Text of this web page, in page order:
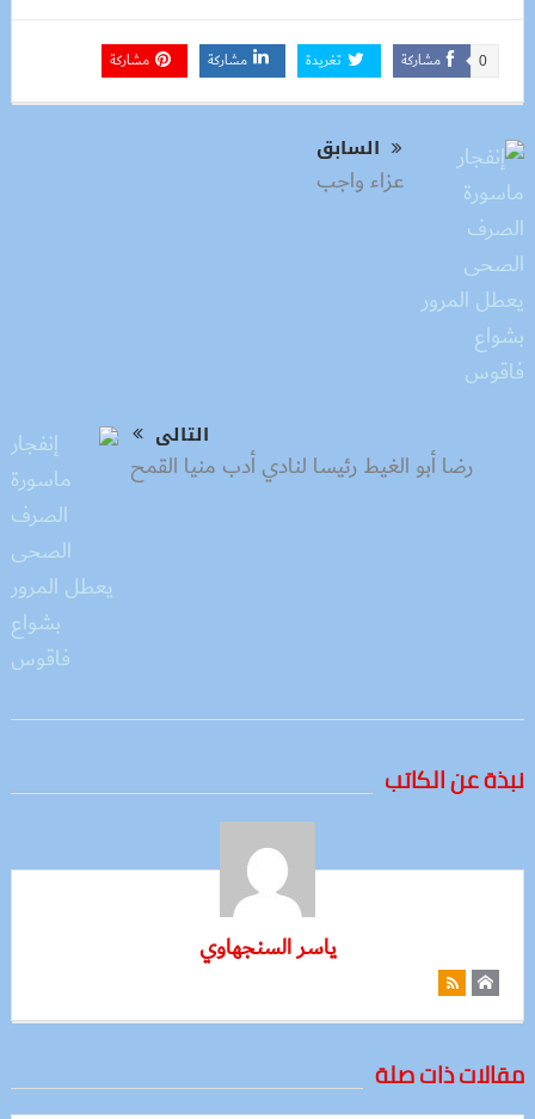
مشاركة 0 تغريدة مشاركة مشاركة
السابق
عزاء واجب
التالى
رضا أبو الغيط رئيسا لنادي أدب منيا القمح
نبذة عن الكاتب
ياسر السنجهاوي
مقالات ذات صلة